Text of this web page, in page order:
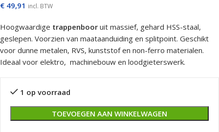
€ 49,91 incl. BTW
Hoogwaardige trappenboor uit massief, gehard HSS-staal,
geslepen. Voorzien van maataanduiding en splitpoint. Geschikt
voor dunne metalen, RVS, kunststof en non-ferro materialen.
Ideaal voor elektro, machinebouw en loodgieterswerk.
1 op voorraad
TOEVOEGEN AAN WINKELWAGEN